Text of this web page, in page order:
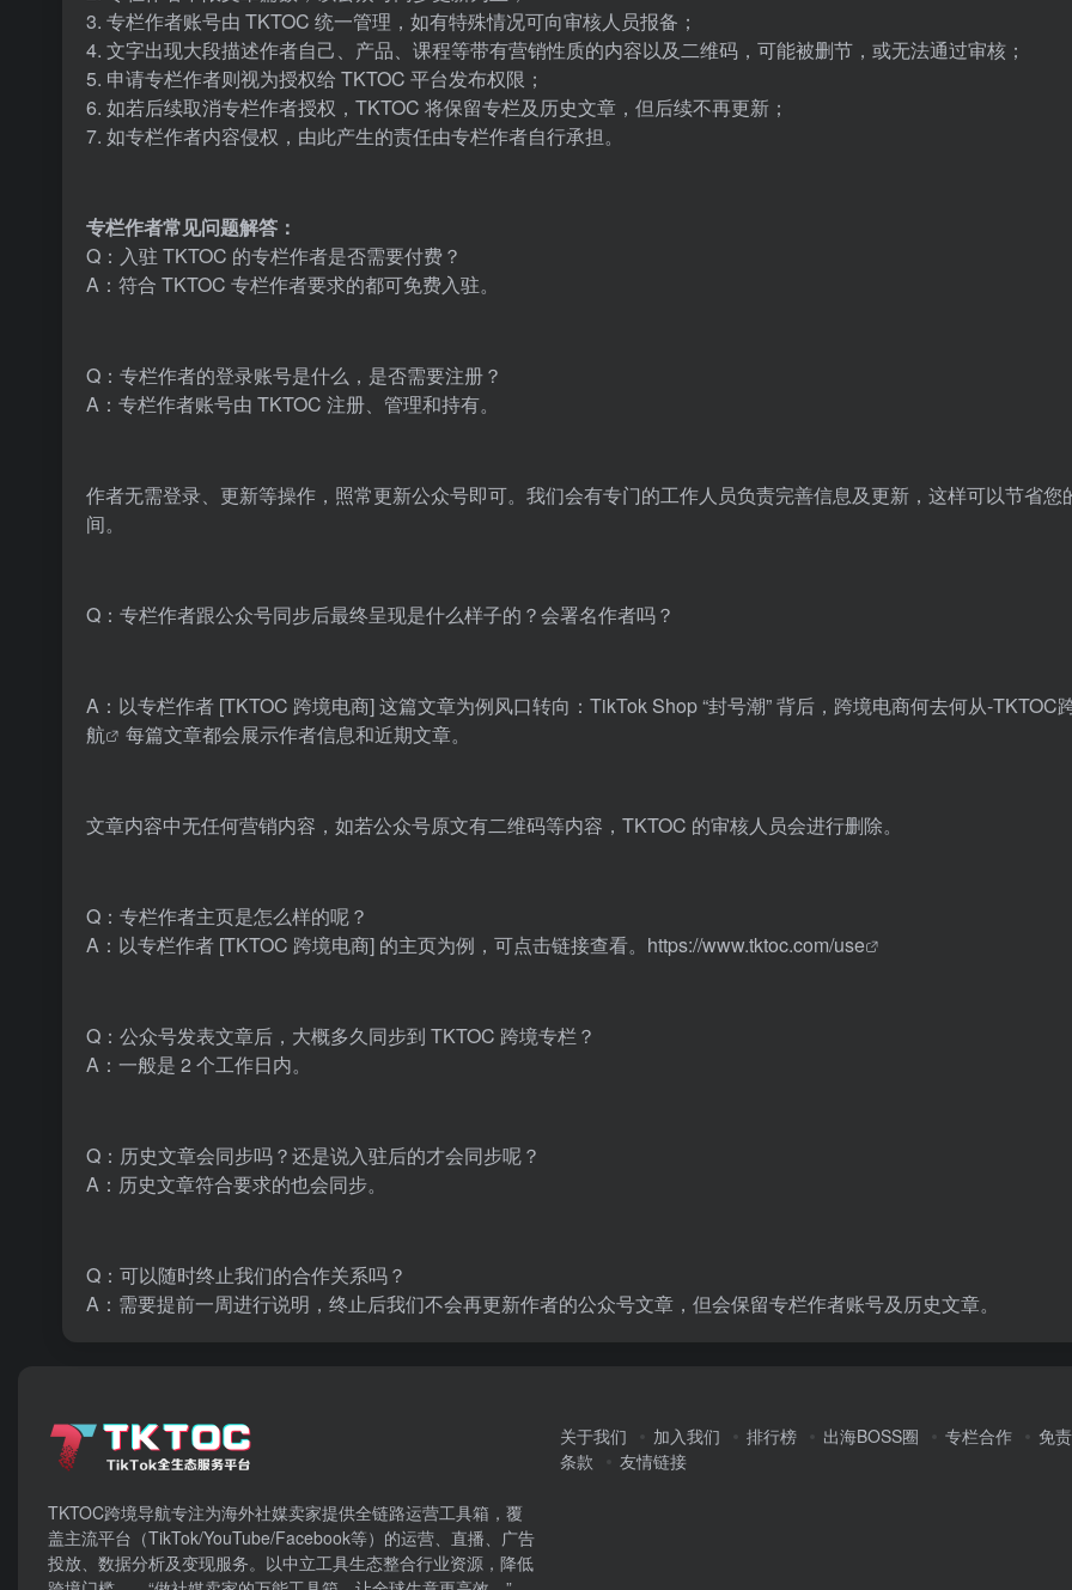
3. 专栏作者账号由 TKTOC 统一管理，如有特殊情况可向审核人员报备；
4. 文字出现大段描述作者自己、产品、课程等带有营销性质的内容以及二维码，可能被删节，或无法通过审核；
5. 申请专栏作者则视为授权给 TKTOC 平台发布权限；
6. 如若后续取消专栏作者授权，TKTOC 将保留专栏及历史文章，但后续不再更新；
7. 如专栏作者内容侵权，由此产生的责任由专栏作者自行承担。
专栏作者常见问题解答：
Q：入驻 TKTOC 的专栏作者是否需要付费？
A：符合 TKTOC 专栏作者要求的都可免费入驻。
Q：专栏作者的登录账号是什么，是否需要注册？
A：专栏作者账号由 TKTOC 注册、管理和持有。
作者无需登录、更新等操作，照常更新公众号即可。我们会有专门的工作人员负责完善信息及更新，这样可以节省您
间。
Q：专栏作者跟公众号同步后最终呈现是什么样子的？会署名作者吗？
A：以专栏作者 [TKTOC 跨境电商] 这篇文章为例风口转向：TikTok Shop “封号潮” 背后，跨境电商何去何从-TKTOC
航
每篇文章都会展示作者信息和近期文章。
文章内容中无任何营销内容，如若公众号原文有二维码等内容，TKTOC 的审核人员会进行删除。
Q：专栏作者主页是怎么样的呢？
A：以专栏作者 [TKTOC 跨境电商] 的主页为例，可点击链接查看。 https://www.tktoc.com/use
Q：公众号发表文章后，大概多久同步到 TKTOC 跨境专栏？
A：一般是 2 个工作日内。
Q：历史文章会同步吗？还是说入驻后的才会同步呢？
A：历史文章符合要求的也会同步。
Q：可以随时终止我们的合作关系吗？
A：需要提前一周进行说明，终止后我们不会再更新作者的公众号文章，但会保留专栏作者账号及历史文章。
TKTOC跨境导航​专注为海外社媒卖家提供全链路运营工具箱，覆
盖主流平台（TikTok/YouTube/Facebook等）​的运营、直播、广告
投放、数据分析及变现服务。以中立工具生态整合行业资源，降低
关于我们 加入我们 排行榜 出海BOSS圈 专栏合作
免
条款
友情链接